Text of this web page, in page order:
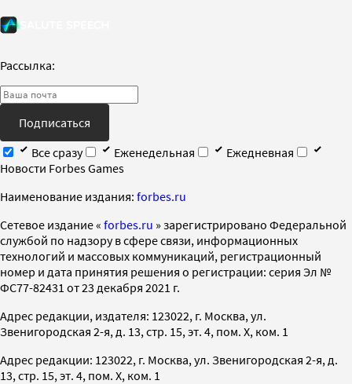
Рассылка:
Подписаться
Все сразу
Еженедельная
Ежедневная
Новости Forbes Games
Наименование издания: forbes.ru
Cетевое издание « forbes.ru » зарегистрировано Федеральной
службой по надзору в сфере связи, информационных
технологий и массовых коммуникаций, регистрационный
номер и дата принятия решения о регистрации: серия Эл №
ФС77-82431 от 23 декабря 2021 г.
Адрес редакции, издателя: 123022, г. Москва, ул.
Звенигородская 2-я, д. 13, стр. 15, эт. 4, пом. X, ком. 1
Адрес редакции: 123022, г. Москва, ул. Звенигородская 2-я, д.
13, стр. 15, эт. 4, пом. X, ком. 1